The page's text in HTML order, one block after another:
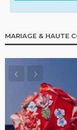
MARIAGE & HAUTE